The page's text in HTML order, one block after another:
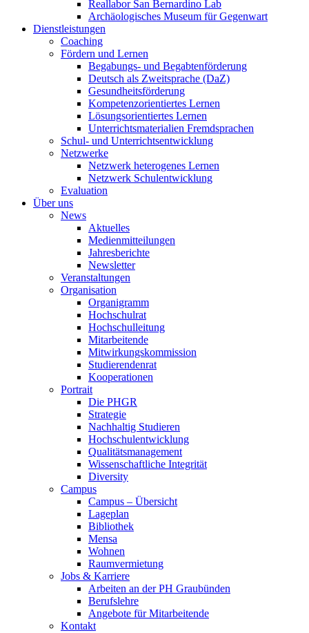
Reallabor San Bernardino Lab
Archäologisches Museum für Gegenwart
Dienstleistungen
Coaching
Fördern und Lernen
Begabungs- und Begabtenförderung
Deutsch als Zweitsprache (DaZ)
Gesundheitsförderung
Kompetenzorientiertes Lernen
Lösungsorientiertes Lernen
Unterrichtsmaterialien Fremdsprachen
Schul- und Unterrichtsentwicklung
Netzwerke
Netzwerk heterogenes Lernen
Netzwerk Schulentwicklung
Evaluation
Über uns
News
Aktuelles
Medienmitteilungen
Jahresberichte
Newsletter
Veranstaltungen
Organisation
Organigramm
Hochschulrat
Hochschulleitung
Mitarbeitende
Mitwirkungskommission
Studierendenrat
Kooperationen
Portrait
Die PHGR
Strategie
Nachhaltig Studieren
Hochschulentwicklung
Qualitätsmanagement
Wissenschaftliche Integrität
Diversity
Campus
Campus – Übersicht
Lageplan
Bibliothek
Mensa
Wohnen
Raumvermietung
Jobs & Karriere
Arbeiten an der PH Graubünden
Berufslehre
Angebote für Mitarbeitende
Kontakt